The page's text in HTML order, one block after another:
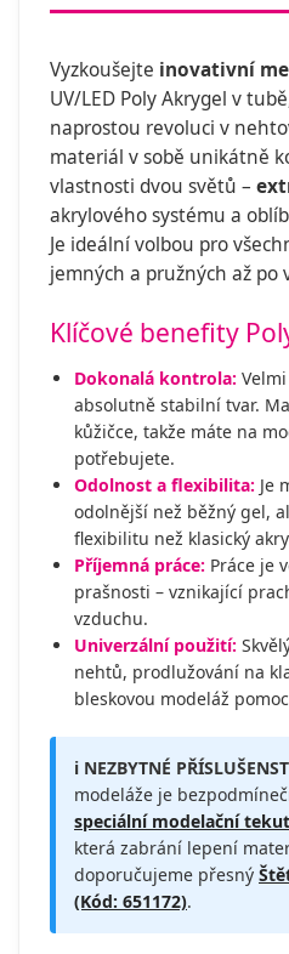
Vyzkoušejte inovativní
UV/LED Poly Akrygel v
naprostou revoluci v
materiál v sobě unikátně
vlastnosti dvou světů –
akrylového systému a
Je ideální volbou pro
jemných a pružných až po
Klíčové benefity
Dokonalá kontrola:
absolutně stabilní tvar.
kůžičce, takže máte na
potřebujete.
Odolnost a flexibilita: Je
odolnější než běžný gel,
flexibilitu než klasický
Příjemná práce: Práce je
prašnosti – vznikající
vzduchu.
Univerzální použití:
nehtů, prodlužování na
bleskovou modeláž
ℹ️ NEZBYTNÉ
modeláže je
speciální modelační
která zabrání lepení
doporučujeme přesný
(Kód: 651172).